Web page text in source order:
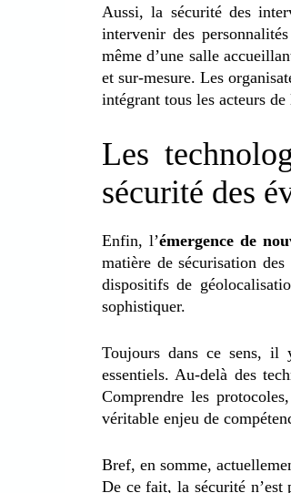
Aussi, la sécurité des
intervenir des
même d’une salle
et sur-mesure. Les
intégrant tous les acteurs de
Les
sécurité des
Enfin, l’émergence de
matière de sécurisation
dispositifs de
sophistiquer.
Toujours dans ce sens,
essentiels. Au-delà des
Comprendre les
véritable enjeu de
Bref, en somme,
De ce fait, la sécurité